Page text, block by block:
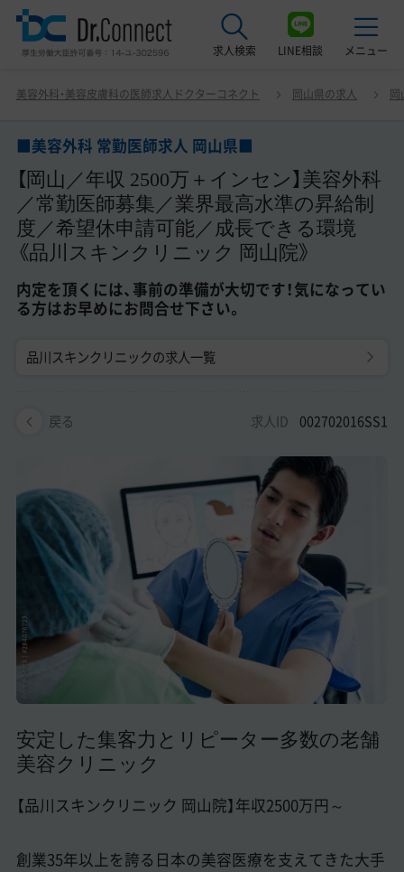
求人検索 LINE相談 メニュー
美容クリニック見学ご希望の方はこちら
サービス紹介
ドクターコネクトの強み
エージェント紹介
常勤求人一覧
非常勤・アルバイト求人一覧
美容外科・美容皮膚科の医師転職体験談
美容クリニックインタビュー
美容医療の転職お役立ち記事
美容医療辞典
よくあるご質問
医師採用ご担当者様・その他問い合わせ
美容外科・美容皮膚科の医師求人ドクターコネクト 岡山県の求人 岡
■美容外科 常勤医師求人 岡山県■
【岡山／年収 2500万＋インセン】美容外科
／常勤医師募集／業界最高水準の昇給制
度／希望休申請可能／成長できる環境
《品川スキンクリニック 岡山院》
内定を頂くには、事前の準備が大切です！気になってい
る方はお早めにお問合せ下さい。
品川スキンクリニックの求人一覧
戻る 求人ID 002702016SS1
安定した集客力とリピーター多数の老舗
美容クリニック
【品川スキンクリニック 岡山院】年収2500万円～
創業35年以上を誇る日本の美容医療を支えてきた大手
■美容外科 常勤医師求人 岡山県■ 【岡山／年収 2500万＋
インセン】美容外科／常勤医師募集／業界最高水準の昇給
ニック 岡山院》 内定を頂くには、事前の準備が大切です！